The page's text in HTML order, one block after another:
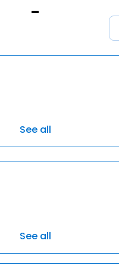
See all
See all